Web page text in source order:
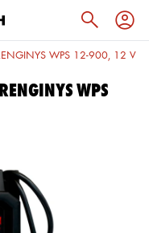
WPS 12-900, 12 V
WPS